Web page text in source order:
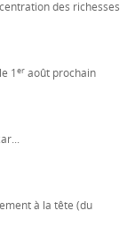
des richesses
1 er août prochain
à la tête (du